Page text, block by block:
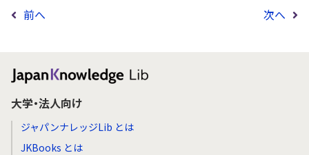
前へ 次へ
大学・法人向け
ジャパンナレッジLib とは
JKBooks とは